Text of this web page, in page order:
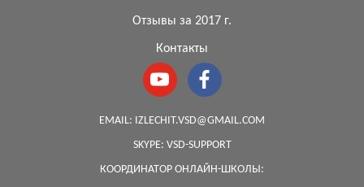
Отзывы за 2017 г.
Контакты
EMAIL: IZLECHIT.VSD@GMAIL.COM
SKYPE: VSD-SUPPORT
КООРДИНАТОР ОНЛАЙН-ШКОЛЫ: